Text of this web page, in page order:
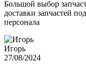
Большой выбор
доставки запчастей
персонала
Игорь
27/08/2024